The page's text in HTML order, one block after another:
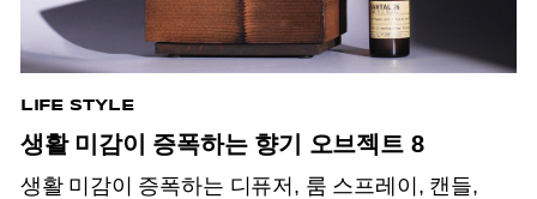
LIFE STYLE
생활 미감이 증폭하는 향기 오브젝트 8
생활 미감이 증폭하는 디퓨저, 룸 스프레이, 캔들,